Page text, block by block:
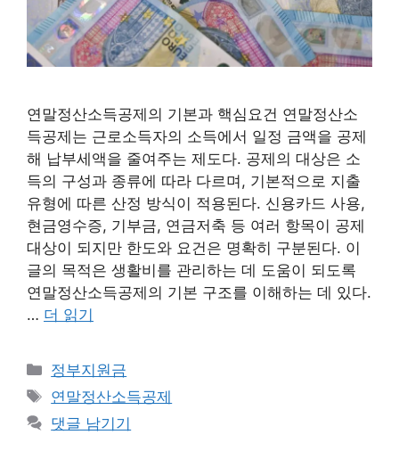
연말정산소득공제의 기본과 핵심요건 연말정산소
득공제는 근로소득자의 소득에서 일정 금액을 공제
해 납부세액을 줄여주는 제도다. 공제의 대상은 소
득의 구성과 종류에 따라 다르며, 기본적으로 지출
유형에 따른 산정 방식이 적용된다. 신용카드 사용,
현금영수증, 기부금, 연금저축 등 여러 항목이 공제
대상이 되지만 한도와 요건은 명확히 구분된다. 이
글의 목적은 생활비를 관리하는 데 도움이 되도록
연말정산소득공제의 기본 구조를 이해하는 데 있다.
… 더 읽기
카
테
리
정부지원금
태
그
연말정산소득공제
댓글 남기기